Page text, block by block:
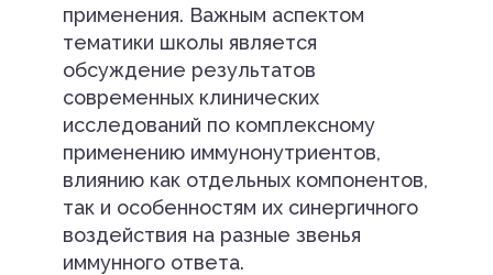
применения. Важным аспектом
тематики школы является
обсуждение результатов
современных клинических
исследований по комплексному
применению иммунонутриентов,
влиянию как отдельных компонентов,
так и особенностям их синергичного
воздействия на разные звенья
иммунного ответа.